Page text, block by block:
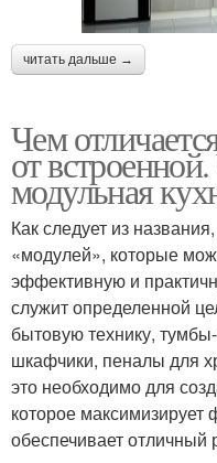
читать дальше →
Чем
от
модульная
Как следует из
«модулей», которые
эффективную и
служит определенной
бытовую технику,
шкафчики, пеналы для
это необходимо для
которое максимизирует
обеспечивает отличный